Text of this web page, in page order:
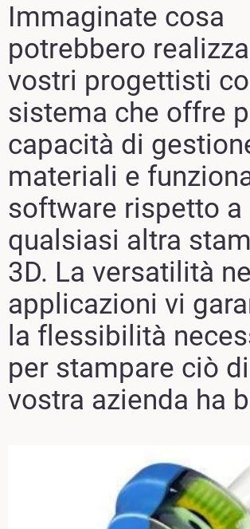
Immaginate cosa
potrebbero
vostri progettisti
sistema che offre
capacità di
materiali e
software rispetto a
qualsiasi altra
3D. La versatilità
applicazioni vi
la flessibilità
per stampare ciò
vostra azienda ha